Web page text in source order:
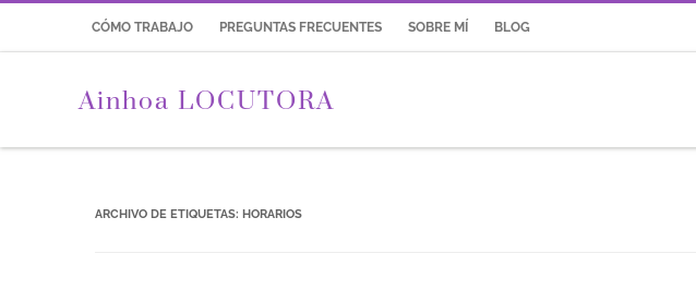
CÓMO TRABAJO PREGUNTAS FRECUENTES SOBRE MÍ BLOG
Ainhoa LOCUTORA
ARCHIVO DE ETIQUETAS: HORARIOS